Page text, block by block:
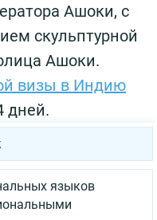
Ашоки, с
скульптурной
Ашоки.
визы в Индию
дней.
языков